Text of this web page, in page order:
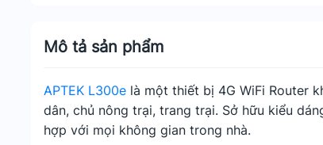
Mô tả sản phẩm
APTEK L300e là một thiết bị 4G WiFi Router
dân, chủ nông trại, trang trại. Sở hữu kiểu
hợp với mọi không gian trong nhà.